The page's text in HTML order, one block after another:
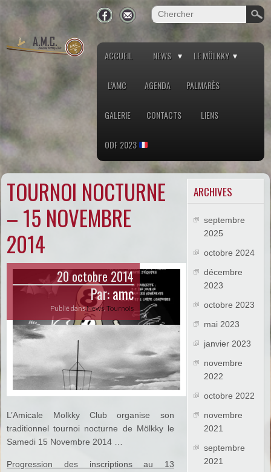
ACCUEIL NEWS LE MÖLKKY
L’AMC AGENDA PALMARÈS
GALERIE CONTACTS LIENS
ODF 2023
TOURNOI NOCTURNE
– 15 NOVEMBRE
2014
20 octobre 2014
Par:amc
Publié dansNews,Tournois
L’Amicale Molkky Club organise son
traditionnel tournoi nocturne de Mölkky le
Samedi 15 Novembre 2014 …
Progression des inscriptions au 13
ARCHIVES
septembre
2025
octobre 2024
décembre
2023
octobre 2023
mai 2023
janvier 2023
novembre
2022
octobre 2022
novembre
2021
septembre
2021